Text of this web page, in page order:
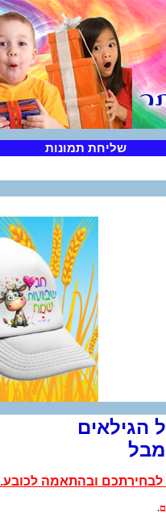
שליחת תמונות
הגילאים
לבחירתכם ובהתאמה לכובע.
.